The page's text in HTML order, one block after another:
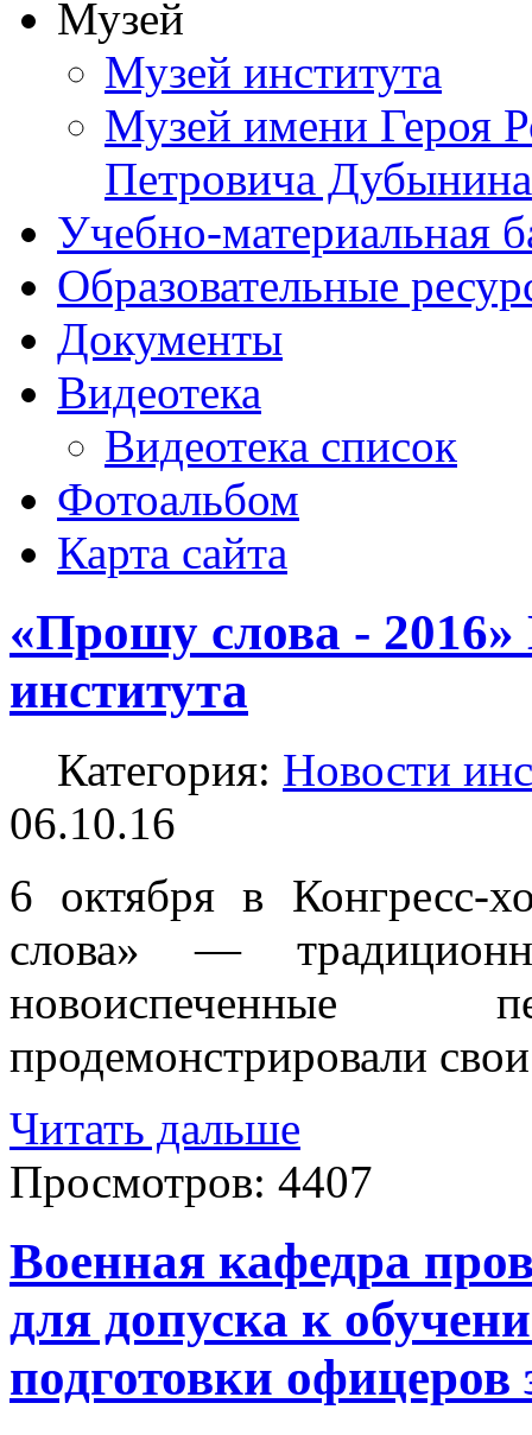
Музей
Музей института
Музей имени Героя
Петровича Дубынина
Учебно-материальная
Образовательные
Документы
Видеотека
Видеотека список
Фотоальбом
Карта сайта
«Прошу слова -
института
Категория: Новости
06.10.16
6 октября в Конгресс-
слова» —
новоиспеченные
продемонстрировали
Читать дальше
Просмотров: 4407
Военная кафедра
для допуска к
подготовки офицеров